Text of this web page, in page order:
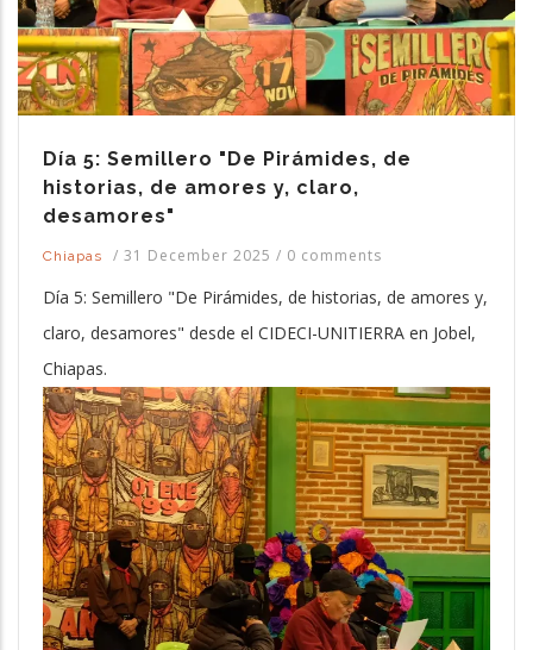
Día 5: Semillero "De Pirámides, de
historias, de amores y, claro,
desamores"
Chiapas / 31 December 2025 / 0 comments
Día 5: Semillero "De Pirámides, de historias, de amores y,
claro, desamores" desde el CIDECI-UNITIERRA en Jobel,
Chiapas.